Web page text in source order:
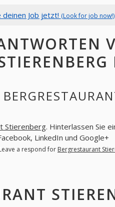
deinen Job jetzt! (Look for job now!)
Stierenberg. Hinterlassen Sie
LinkedIn und Google+
a respond for Bergrestaurant